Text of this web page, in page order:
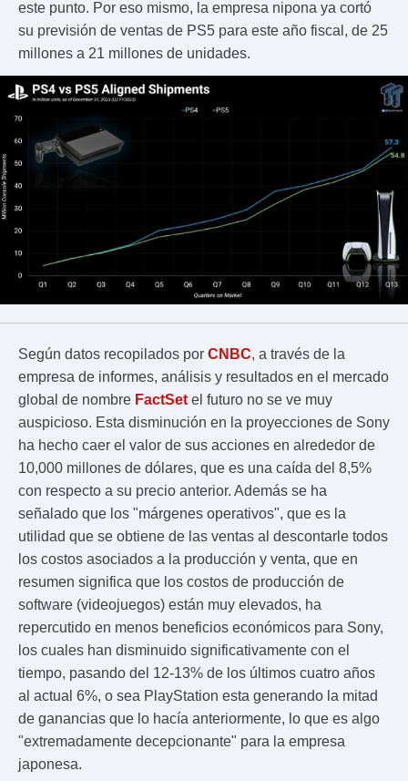
este punto. Por eso mismo, la empresa nipona ya cortó
su previsión de ventas de PS5 para este año fiscal, de 25
millones a 21 millones de unidades.
Según datos recopilados por CNBC, a través de la
empresa de informes, análisis y resultados en el mercado
global de nombre FactSetel futuro no se ve muy
auspicioso. Esta disminución en la proyecciones de Sony
ha hecho caer el valor de sus acciones en alrededor de
10,000 millones de dólares, que es una caída del 8,5%
con respecto a su precio anterior. Además se ha
señalado que los "márgenes operativos", que es la
utilidad que se obtiene de las ventas al descontarle todos
los costos asociados a la producción y venta, que en
resumen significa que los costos de producción de
software (videojuegos) están muy elevados, ha
repercutido en menos beneficios económicos para Sony,
los cuales han disminuido significativamente con el
tiempo, pasando del 12-13% de los últimos cuatro años
al actual 6%, o sea PlayStation esta generando la mitad
de ganancias que lo hacía anteriormente, lo que es algo
"extremadamente decepcionante" para la empresa
japonesa.